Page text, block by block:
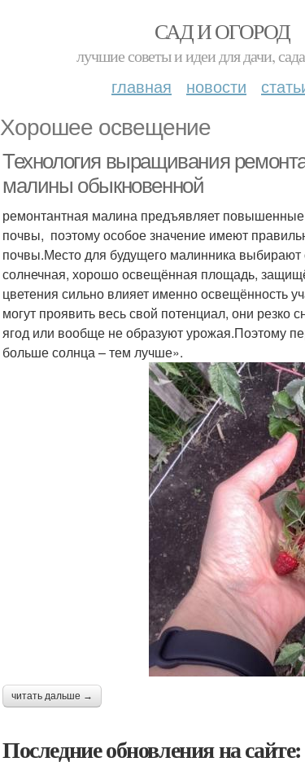
САД И ОГОРОД
лучшие советы и идеи для дачи,
главная новости
Хорошее освещение
Технология выращивания
малины обыкновенной
ремонтантная малина предъявляет
почвы, поэтому особое значение имеют
почвы.Место для будущего малинника
солнечная, хорошо освещённая площадь,
цветения сильно влияет именно освещённость
могут проявить весь свой потенциал, они резко
ягод или вообще не образуют урожая.Поэтому
больше солнца – тем лучше».
читать дальше →
Последние обновления на сайте: